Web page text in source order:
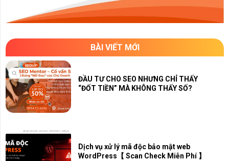
BÀI VIẾT MỚI
ĐẦU TƯ CHO SEO NHƯNG CHỈ THẤY
“ĐỐT TIỀN” MÀ KHÔNG THẤY SỐ?
Dịch vụ xử lý mã độc bảo mật web
WordPress【 Scan Check Miễn Phí 】